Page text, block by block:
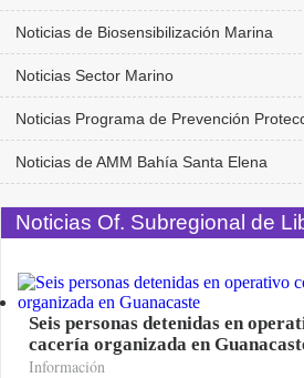
Noticias de Biosensibilización Marina
Noticias Sector Marino
Noticias Programa de Prevención
Noticias de AMM Bahía Santa Elena
Noticias Of. Subregional de
Seis personas detenidas en
cacería organizada en
Información